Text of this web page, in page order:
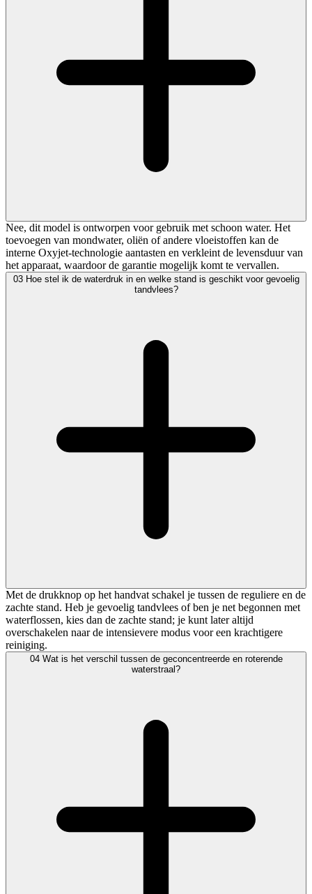
Nee, dit model is ontworpen voor gebruik met schoon water. Het
toevoegen van mondwater, oliën of andere vloeistoffen kan de
interne Oxyjet-technologie aantasten en verkleint de levensduur van
het apparaat, waardoor de garantie mogelijk komt te vervallen.
03 Hoe stel ik de waterdruk in en welke stand is geschikt voor gevoelig
tandvlees?
Met de drukknop op het handvat schakel je tussen de reguliere en de
zachte stand. Heb je gevoelig tandvlees of ben je net begonnen met
waterflossen, kies dan de zachte stand; je kunt later altijd
overschakelen naar de intensievere modus voor een krachtigere
reiniging.
04 Wat is het verschil tussen de geconcentreerde en roterende
waterstraal?